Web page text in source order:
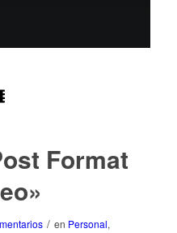
Format
/ en Personal,